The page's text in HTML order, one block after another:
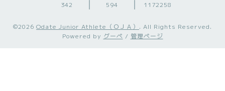
342 594 1172258
©2026 Odate Junior Athlete（ＯＪＡ） . All Rights Reserved.
Powered by グーペ / 管理ページ